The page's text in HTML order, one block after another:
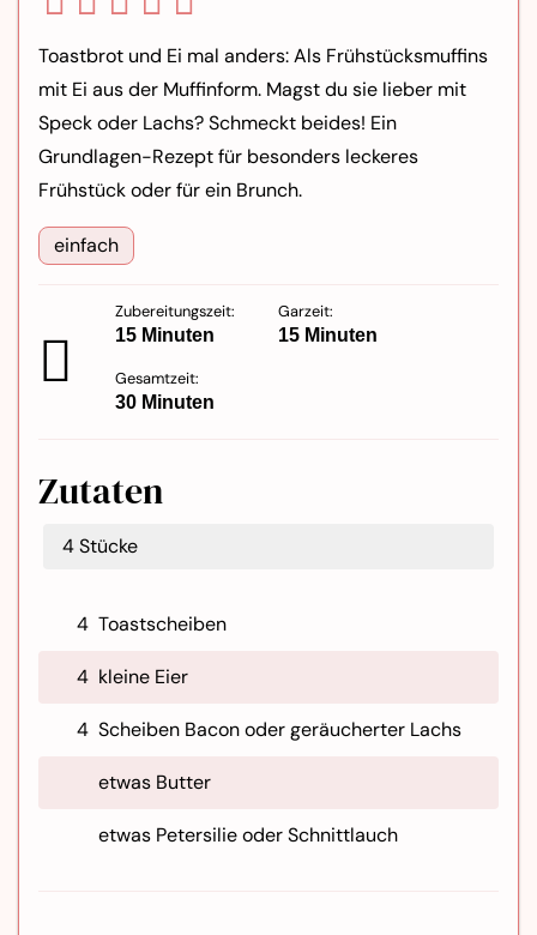
Toastbrot und Ei mal anders: Als Frühstücksmuffins
mit Ei aus der Muffinform. Magst du sie lieber mit
Speck oder Lachs? Schmeckt beides! Ein
Grundlagen-Rezept für besonders leckeres
Frühstück oder für ein Brunch.
einfach
Zubereitungszeit:
15 Minuten
Garzeit:
15 Minuten
Gesamtzeit:
30 Minuten
Zutaten
4Stücke
4 Toastscheiben
4 kleine Eier
4 Scheiben Bacon oder geräucherter Lachs
etwas Butter
etwas Petersilie oder Schnittlauch